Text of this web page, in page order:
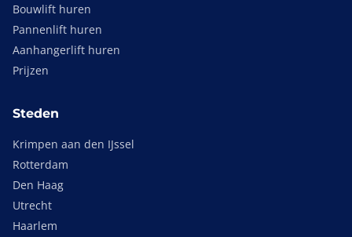
Bouwlift huren
Pannenlift huren
Aanhangerlift huren
Prijzen
Steden
Krimpen aan den IJssel
Rotterdam
Den Haag
Utrecht
Haarlem